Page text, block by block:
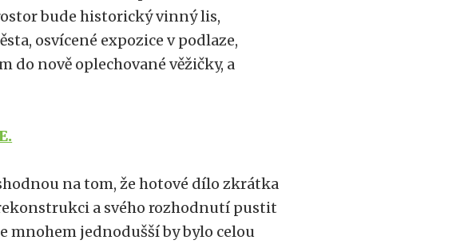
bude historický vinný lis,
osvícené expozice v podlaze,
do nově oplechované věžičky, a
na tom, že hotové dílo zkrátka
a svého rozhodnutí pustit
mnohem jednodušší by bylo celou